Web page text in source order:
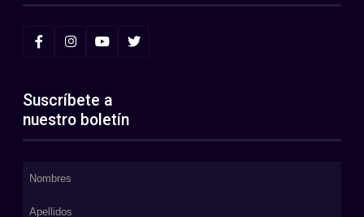
Suscríbete a
nuestro boletín